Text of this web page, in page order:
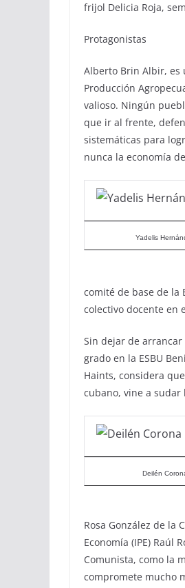
frijol Delicia Roja,
Protagonistas
Alberto Brin Albir, es
Producción
valioso. Ningún
que ir al frente,
sistemáticas para
nunca la economía
Yadelis
comité de base de la
colectivo docente en
Sin dejar de
grado en la ESBU
Haints, considera
cubano, vine a sudar
Deilén
Rosa González de la
Economía (IPE) Raúl
Comunista, como la
compromete mucho